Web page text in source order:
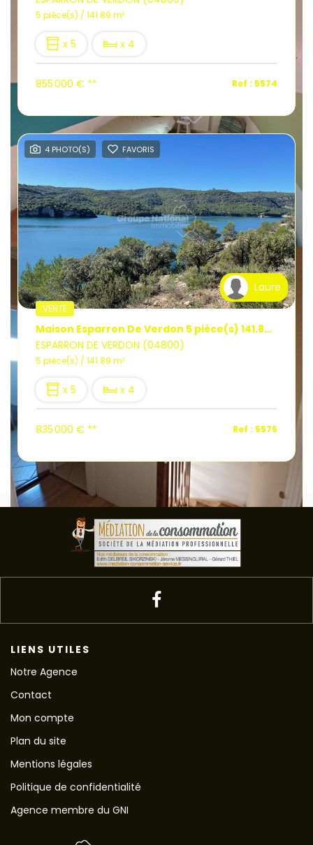
5 pièce(s) / 141.89 m²
x 5 x 4
855 000 € ** Ref : 5574
4 PHOTO(S) FAVORIS
Laure
VENTE
Maison Esparron De Verdon 5 pièce(s) 141.89 m2
ESPARRON DE VERDON (04800)
5 pièce(s) / 141.89 m²
x 5 x 4
835 000 € ** Ref : 5575
LIENS UTILES
Notre Agence
Contact
Mon compte
Plan du site
Mentions légales
Politique de confidentialité
Agence membre du GNI